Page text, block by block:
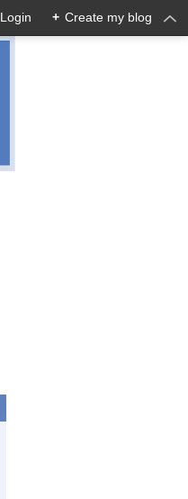
Login + Create my blog